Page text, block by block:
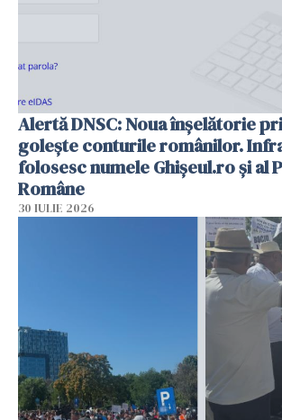
Alertă DNSC: Noua înșelătorie
golește conturile românilor.
folosesc numele Ghișeul.ro și al
Române
30 IULIE 2026